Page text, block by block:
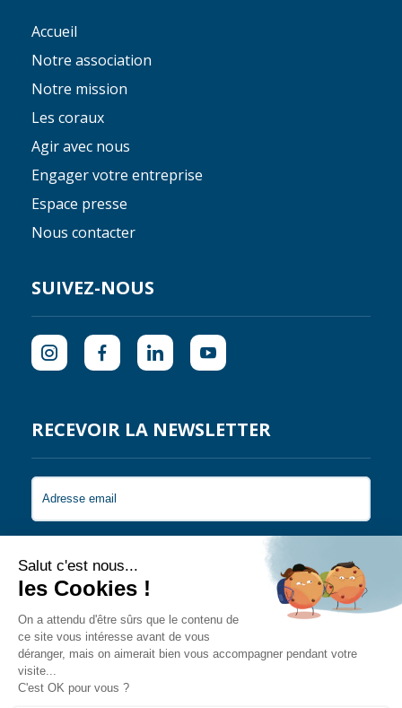
Accueil
Notre association
Notre mission
Les coraux
Agir avec nous
Engager votre entreprise
Espace presse
Nous contacter
SUIVEZ-NOUS
RECEVOIR LA NEWSLETTER
Je souhaite recevoir les newsletters de Coral